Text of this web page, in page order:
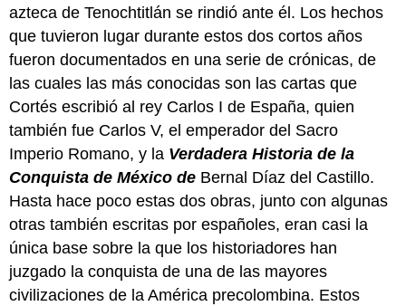
azteca de Tenochtitlán se rindió ante él. Los hechos
que tuvieron lugar durante estos dos cortos años
fueron documentados en una serie de crónicas, de
las cuales las más conocidas son las cartas que
Cortés escribió al rey Carlos I de España, quien
también fue Carlos V, el emperador del Sacro
Imperio Romano, y la Verdadera Historia de la
Conquista de México de Bernal Díaz del Castillo.
Hasta hace poco estas dos obras, junto con algunas
otras también escritas por españoles, eran casi la
única base sobre la que los historiadores han
juzgado la conquista de una de las mayores
civilizaciones de la América precolombina. Estos